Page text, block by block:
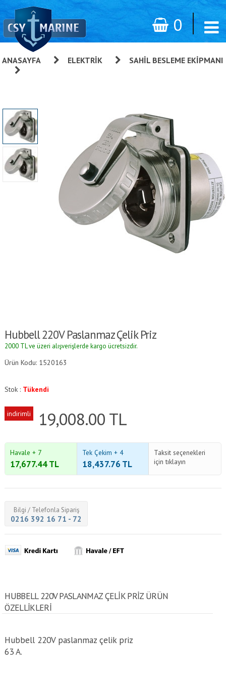
0
ANASAYFA ELEKTRIK
SAHIL BESLEME EKIPMANI
Hubbell 220V Paslanmaz Çelik Priz
2000 TL ve üzeri alışverişlerde kargo ücretsizdir.
Ürün Kodu: 1520163
Stok : Tükendi
indirimli 19,008.00 TL
Havale + 7
17,677.44TL
Tek Çekim + 4
18,437.76 TL
Taksit seçenekleri
için tıklayın
Bilgi / Telefonla Sipariş
0216 392 16 71 - 72
HUBBELL 220V PASLANMAZ ÇELIK PRIZ ÜRÜN
ÖZELLİKLERİ
Hubbell 220V paslanmaz çelik priz
63 A.